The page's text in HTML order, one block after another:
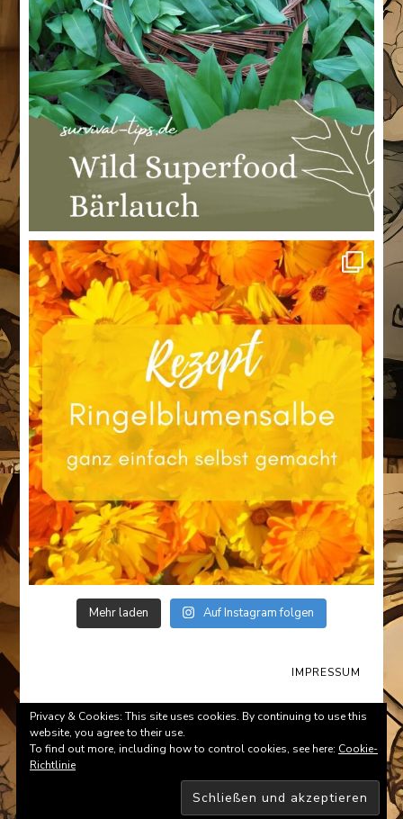
Mehr laden Auf Instagram folgen
© Copyright 2026Survival-Tips.de. All Rights Reserved.
IMPRESSUM
Privacy & Cookies: This site uses cookies. By continuing to use this
website, you agree to their use.
To find out more, including how to control cookies, see here: Cookie-
Richtlinie